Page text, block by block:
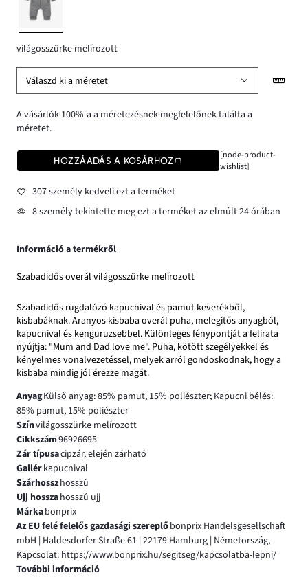
világosszürke melírozott
Válaszd ki a méretet
A vásárlók 100%-a a méretezésnek megfelelőnek találta a
méretet.
HOZZÁADÁS A KOSÁRHOZ
[node-product-
wishlist]
307 személy kedveli ezt a terméket
8 személy tekintette meg ezt a terméket az elmúlt 24 órában
Információ a termékről
Szabadidős overál világosszürke melírozott
Szabadidős rugdalózó kapucnival és pamut keverékből,
kisbabáknak. Aranyos kisbaba overál puha, melegítős anyagból,
kapucnival és kenguruzsebbel. Különleges fénypontját a felirata
nyújtja: "Mum and Dad love me". Puha, kötött szegélyekkel és
kényelmes vonalvezetéssel, melyek arról gondoskodnak, hogy a
kisbaba mindig jól érezze magát.
AnyagKülső anyag: 85% pamut, 15% poliészter; Kapucni bélés:
85% pamut, 15% poliészter
Színvilágosszürke melírozott
Cikkszám96926695
Zár típusacipzár, elején zárható
Gallérkapucnival
Szárhosszhosszú
Ujj hosszahosszú ujj
Márkabonprix
Az EU felé felelős gazdasági szereplőbonprix Handelsgesellschaft
mbH | Haldesdorfer Straße 61 | 22179 Hamburg | Németország,
Kapcsolat: https://www.bonprix.hu/segitseg/kapcsolatba-lepni/
További információ